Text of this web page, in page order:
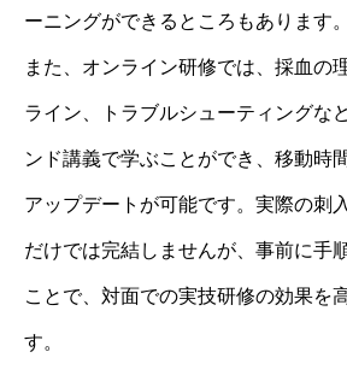
ーニングができるところもあります。
また、オンライン研修では、採血の
ライン、トラブルシューティングな
ンド講義で学ぶことができ、移動時
アップデートが可能です。実際の刺
だけでは完結しませんが、事前に手
ことで、対面での実技研修の効果を
す。